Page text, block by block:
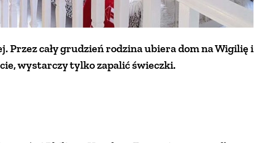
Przez cały grudzień rodzina ubiera dom na Wigilię i
wystarczy tylko zapalić świeczki.